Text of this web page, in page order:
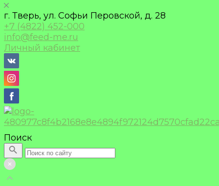
г. Тверь, ул. Софьи Перовской, д. 28
+7 (4822) 452-000
info@feed-me.ru
Личный кабинет
Поиск